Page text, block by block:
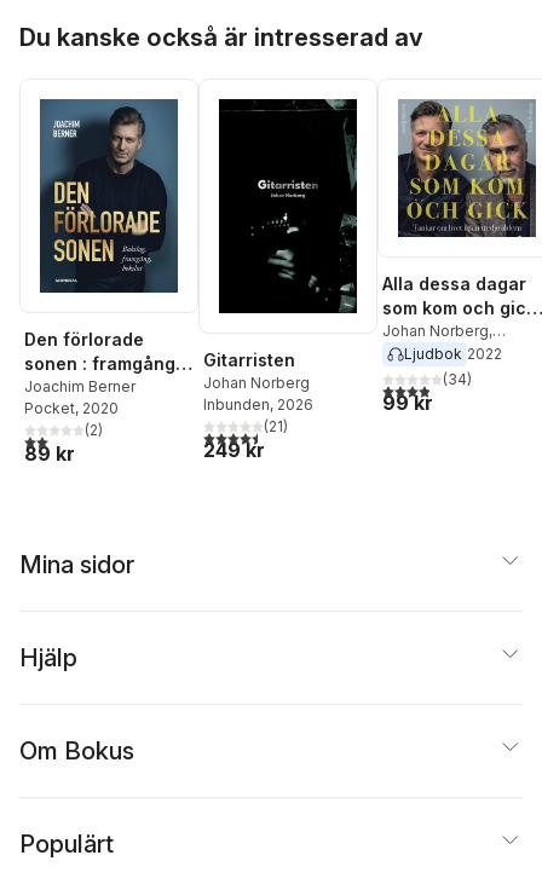
Du kanske också är intresserad av
Den förlorade
sonen : framgång,
bakslag & bokslut
Joachim Berner
Pocket, 2020
2,0utav 5 stjärnor. Totalt antal röster:
(2)
89 kr
Gitarristen
Johan Norberg
Inbunden, 2026
4,5utav 5 stjärnor. Totalt antal röster:
(21)
249 kr
Alla dessa dagar
som kom och gick
tankar om livet i
den tredje åldern
Johan Norberg,
Joachim Berner
Ljudbok 2022
3,9utav 5 stjärnor.
(34)
99 kr
Mina sidor
Hjälp
Om Bokus
Populärt